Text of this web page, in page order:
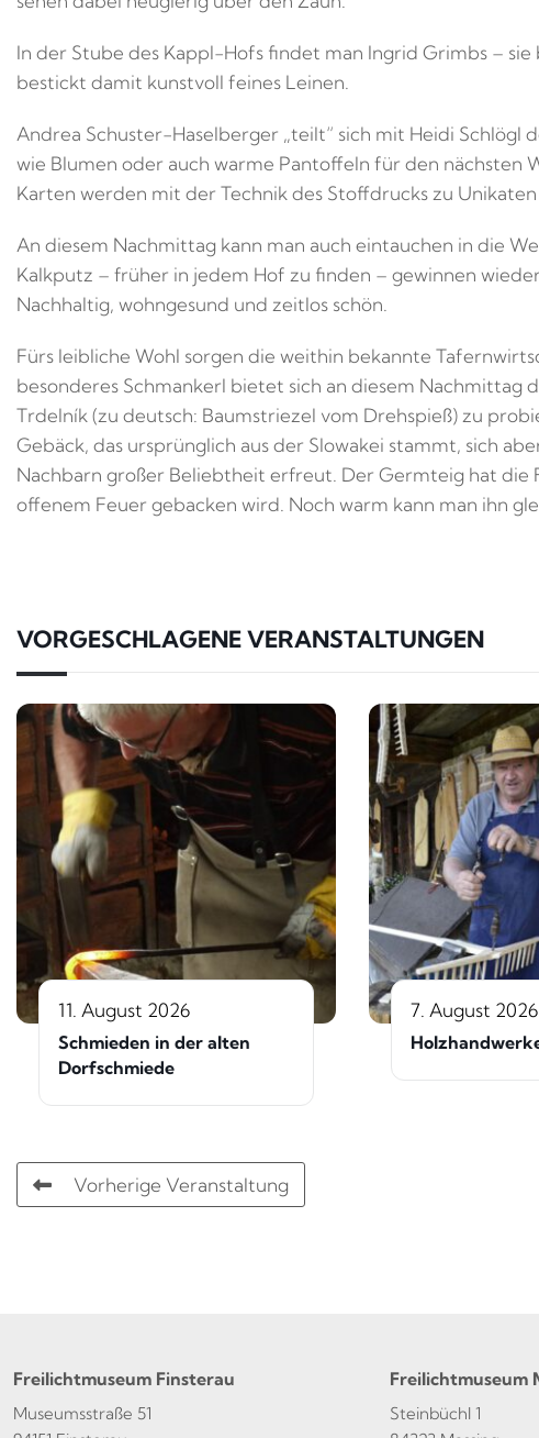
In der Stube des Kappl-Hofs findet man Ingrid Grimbs –
bestickt damit kunstvoll feines Leinen.
Andrea Schuster-Haselberger „teilt“ sich mit Heidi Schlögl
wie Blumen oder auch warme Pantoffeln für den nächsten
Karten werden mit der Technik des Stoffdrucks zu
An diesem Nachmittag kann man auch eintauchen in die
Kalkputz – früher in jedem Hof zu finden – gewinnen
Nachhaltig, wohngesund und zeitlos schön.
Fürs leibliche Wohl sorgen die weithin bekannte
besonderes Schmankerl bietet sich an diesem Nachmittag
Trdelník (zu deutsch: Baumstriezel vom Drehspieß) zu
Gebäck, das ursprünglich aus der Slowakei stammt, sich
Nachbarn großer Beliebtheit erfreut. Der Germteig hat die
offenem Feuer gebacken wird. Noch warm kann man ihn
VORGESCHLAGENE VERANSTALTUNGEN
11. August 2026
Schmieden in der alten
Dorfschmiede
7. August 2026
Vorherige Veranstaltung
Freilichtmuseum Finsterau
Museumsstraße 51
Freilichtmuseum
Steinbüchl 1